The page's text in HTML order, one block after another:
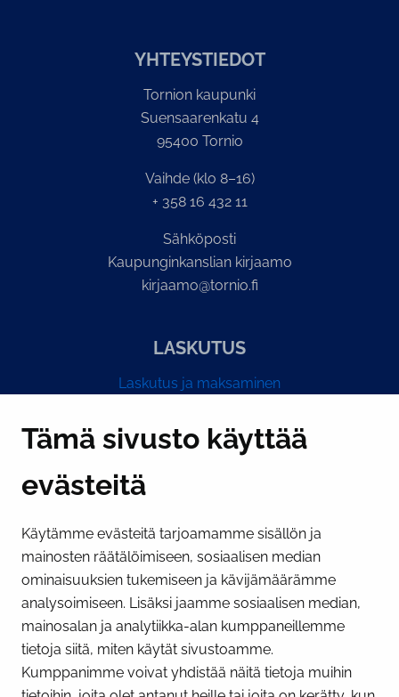
Tämä sivusto käyttää
evästeitä
Käytämme evästeitä tarjoamamme sisällön ja
mainosten räätälöimiseen, sosiaalisen median
ominaisuuksien tukemiseen ja kävijämäärämme
analysoimiseen. Lisäksi jaamme sosiaalisen median,
mainosalan ja analytiikka-alan kumppaneillemme
tietoja siitä, miten käytät sivustoamme.
Kumppanimme voivat yhdistää näitä tietoja muihin
YH­TEYS­TIE­DOT
Tornion kaupunki
Suensaarenkatu 4
95400 Tornio
Vaihde (klo 8–16)
+ 358 16 432 11
Sähköposti
Kaupunginkanslian kirjaamo
kirjaamo@tornio.fi
LASKUTUS
Laskutus ja maksaminen
PI­KA­LINK­KE­JÄ
Näytä evästeasetukseni
SOSIAALINEN MEDIA
Facebook InstagramYouTube